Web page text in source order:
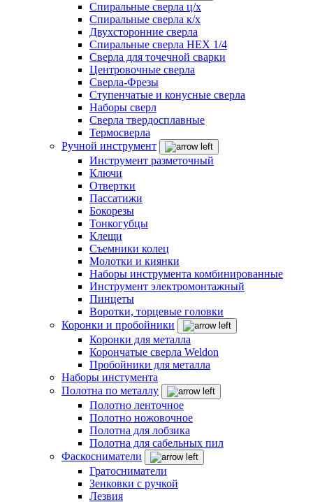
Спиральные сверла ц/х
Спиральные сверла к/х
Двухсторонние сверла
Спиральные сверла HEX 1/4
Сверла для точечной сварки
Центровочные сверла
Сверла-Фрезы
Ступенчатые и конусные сверла
Наборы сверл
Сверла твердосплавные
Термосверла
Ручной инструмент
Инструмент разметочный
Ключи
Отвертки
Пассатижи
Бокорезы
Тонкогубцы
Клещи
Съемники колец
Молотки и киянки
Наборы инструмента комбинированные
Инструмент электромонтажный
Пинцеты
Воротки, торцевые головки
Коронки и пробойники
Коронки для металла
Корончатые сверла Weldon
Пробойники для металла
Наборы инстумента
Полотна по металлу
Полотно ленточное
Полотно ножовочное
Полотна для лобзика
Полотна для сабельных пил
Фаскосниматели
Гратосниматели
Зенковки с ручкой
Лезвия